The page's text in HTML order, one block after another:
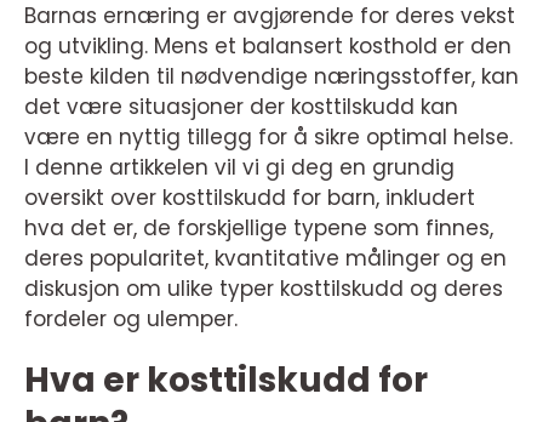
Barnas ernæring er avgjørende for deres vekst
og utvikling. Mens et balansert kosthold er den
beste kilden til nødvendige næringsstoffer, kan
det være situasjoner der kosttilskudd kan
være en nyttig tillegg for å sikre optimal helse.
I denne artikkelen vil vi gi deg en grundig
oversikt over kosttilskudd for barn, inkludert
hva det er, de forskjellige typene som finnes,
deres popularitet, kvantitative målinger og en
diskusjon om ulike typer kosttilskudd og deres
fordeler og ulemper.
Hva er kosttilskudd for